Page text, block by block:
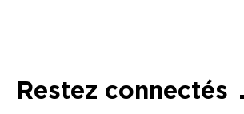
Restez connectés